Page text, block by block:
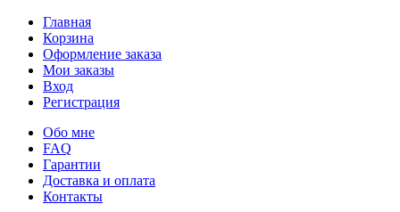
Главная
Корзина
Оформление заказа
Мои заказы
Вход
Регистрация
Обо мне
FAQ
Гарантии
Доставка и оплата
Контакты